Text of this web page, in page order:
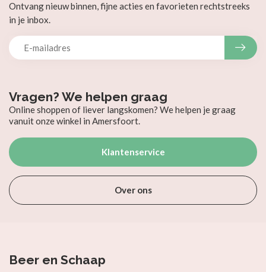
Vragen? We helpen graag
Online shoppen of liever langskomen? We helpen je graag
vanuit onze winkel in Amersfoort.
Klantenservice
Over ons
Ontvang nieuw binnen, fijne acties en favorieten rechtstreeks
in je inbox.
Beer en Schaap